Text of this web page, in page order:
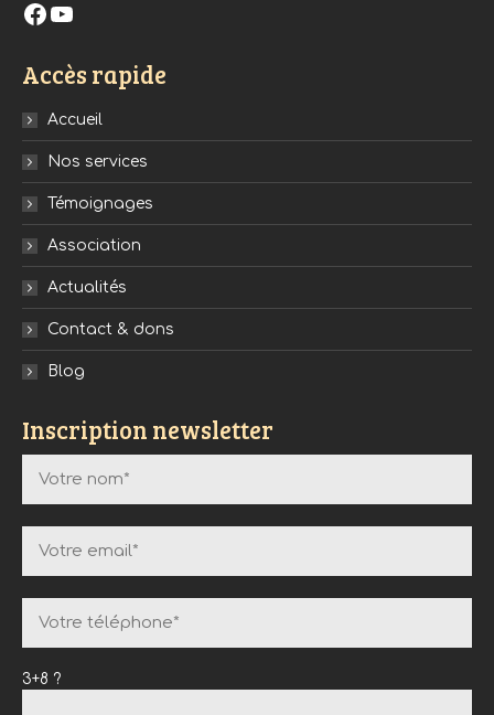
Facebook
YouTube
Accès rapide
Accueil
Nos services
Témoignages
Association
Actualités
Contact & dons
Blog
Inscription newsletter
3+8 ?